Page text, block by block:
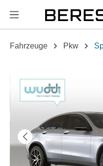
springen
Fahrzeuge Pkw
Bildergalerie überspringen